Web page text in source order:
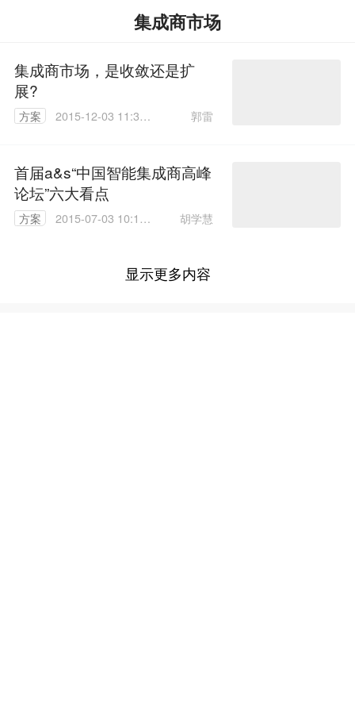
集成商市场
集成商市场，是收敛还是扩
展?
方案
2015-12-03 11:37:
郭雷
首届a&s“中国智能集成商高峰
论坛”六大看点
方案
2015-07-03 10:19:
胡学慧
显示更多内容